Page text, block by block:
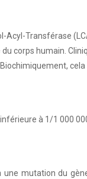
Acyl-Transférase
corps humain.
à 1/1 000
mutation du